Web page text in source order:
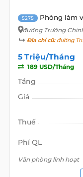
5275 Phòng làm
đường Trường
Địa chỉ cũ:đường
5 Triệu/Tháng
189 USD/Tháng
Tầng
Giá
Thuế
Phí QL
Văn phòng linh hoạt